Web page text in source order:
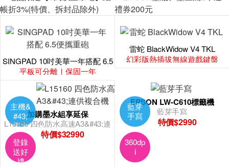
SINGPAD 10吋美華一年搭配 6.5
便攜重砲
平板可分離｜保固一年
雷蛇 BlackWidow V4 TKL
幻彩版熱插拔無線遊戲鍵盤
主機&
#43;
墨水
組
登錄
送好
禮
加購墨水組享延保
L15160 四色防水高速A3&#43;連
供複合機
特價$32990
藍芽
手寫
360dp
i
EPSON LW-C610標籤機
藍芽手寫
特價$2990